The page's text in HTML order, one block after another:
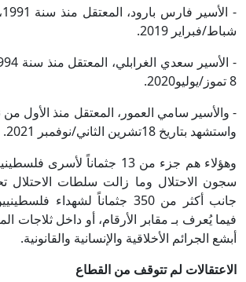
شباط/فبراير 2019.
8 تموز/يوليو2020.
واستشهد بتاريخ 18تشرين الثاني/نوفمبر 2021.
وهؤلاء هم جزء من 13 جثماناً
سجون الاحتلال وما زالت سلطات الاحتلال
جانب أكثر من 350 جثماناً
فيما يُعرف بـ مقابر الأرقام، أو داخل ثلاجات
أبشع الجرائم الأخلاقية والإنسانية والقانونية.
الاعتقالات لم تتوقف من القطاع